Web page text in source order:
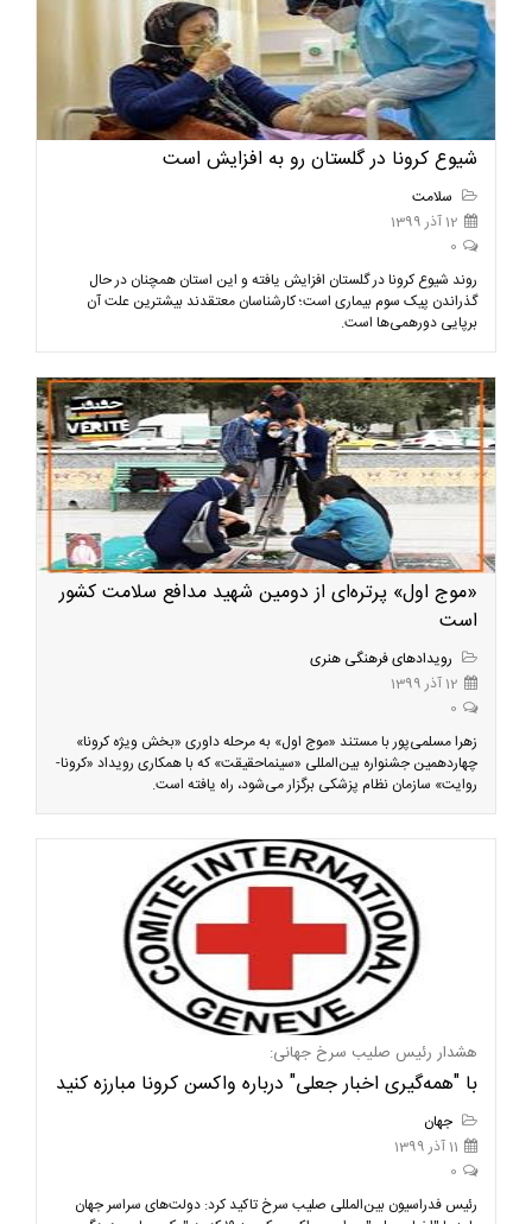
شیوع کرونا در گلستان رو به افزایش است
سلامت
12 آذر 1399
0
روند شیوع کرونا در گلستان افزایش یافته و این استان همچنان در حال
گذراندن پیک سوم بیماری است؛ کارشناسان معتقدند بیشترین علت آن
برپایی دورهمی‌ها است.
«موج اول» پرتره‌ای از دومین شهید مدافع سلامت کشور
است
رویدادهای فرهنگی هنری
12 آذر 1399
0
زهرا مسلمی‌پور با مستند «موج اول» به مرحله داوری «بخش ویژه کرونا»
چهاردهمین جشنواره بین‌المللی «سینماحقیقت» که با همکاری رویداد «کرونا-
روایت» سازمان نظام پزشکی برگزار می‌شود، راه یافته است.
هشدار رئیس صلیب سرخ جهانی:
با "همه‌گیری اخبار جعلی" درباره واکسن کرونا مبارزه کنید
جهان
11 آذر 1399
0
رئیس فدراسیون بین‌المللی صلیب سرخ تاکید کرد: دولت‌های سراسر جهان